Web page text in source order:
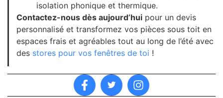
isolation phonique et thermique.
Contactez-nous dès aujourd’hui pour un devis
personnalisé et transformez vos pièces sous toit en
espaces frais et agréables tout au long de l’été avec
des stores pour vos fenêtres de toi !